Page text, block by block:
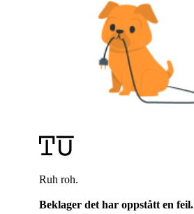
Ruh roh.
Beklager det har oppstått en feil.